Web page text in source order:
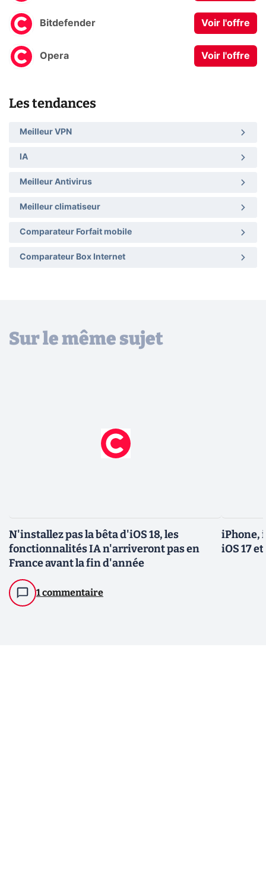
Bitdefender Voir l'offre
Opera Voir l'offre
Les tendances
Meilleur VPN
IA
Meilleur Antivirus
Meilleur climatiseur
Comparateur Forfait mobile
Comparateur Box Internet
Sur le même sujet
N'installez pas la bêta d'iOS 18, les
fonctionnalités IA n'arriveront pas en
France avant la fin d'année
1 commentaire
iPhone,
iOS 17